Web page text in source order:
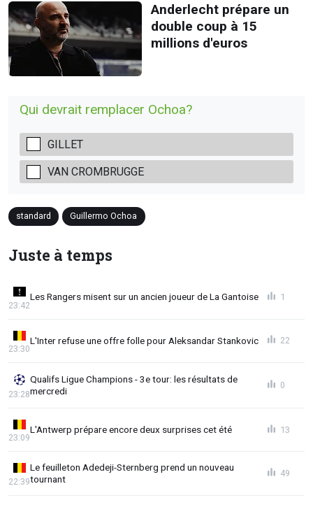
Anderlecht prépare un
double coup à 15
millions d'euros
Qui devrait remplacer Ochoa?
GILLET
VAN CROMBRUGGE
standard Guillermo Ochoa
Juste à temps
Les Rangers misent sur un ancien joueur de La Gantoise
23:42
1
L'Inter refuse une offre folle pour Aleksandar Stankovic
23:30
22
Qualifs Ligue Champions - 3e tour: les résultats de
mercredi
23:28
0
L'Antwerp prépare encore deux surprises cet été
23:09
13
Le feuilleton Adedeji-Sternberg prend un nouveau
tournant
22:39
49